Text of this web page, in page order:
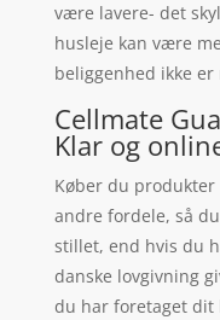
være lavere- det
husleje kan være
beliggenhed ikke er
Cellmate
Klar og
Køber du
andre fordele, så
stillet, end hvis du
danske lovgivning
du har foretaget dit